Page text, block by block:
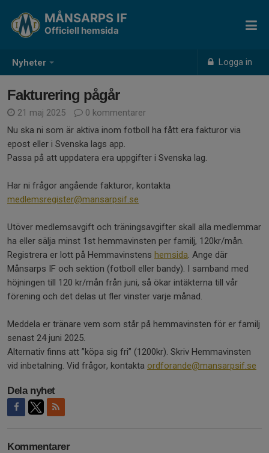
Nyheter Logga in
MÅNSARPS IF
Officiell hemsida
Fakturering pågår
21 maj 2025
0 kommentarer
Nu ska ni som är aktiva inom fotboll ha fått era fakturor via
epost eller i Svenska lags app.
Passa på att uppdatera era uppgifter i Svenska lag.
Har ni frågor angående fakturor, kontakta
medlemsregister@mansarpsif.se
Utöver medlemsavgift och träningsavgifter skall alla medlemmar
ha eller sälja minst 1st hemmavinsten per familj, 120kr/mån.
Registrera er lott på Hemmavinstens hemsida. Ange där
Månsarps IF och sektion (fotboll eller bandy). I samband med
höjningen till 120 kr/mån från juni, så ökar intäkterna till vår
förening och det delas ut fler vinster varje månad.
Meddela er tränare vem som står på hemmavinsten för er familj
senast 24 juni 2025.
Alternativ finns att ”köpa sig fri” (1200kr). Skriv Hemmavinsten
vid inbetalning. Vid frågor, kontakta ordforande@mansarpsif.se
Dela nyhet
Kommentarer